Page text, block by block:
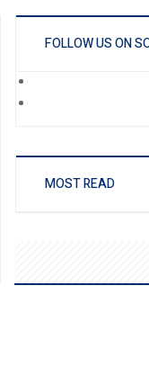
FOLLOW US ON
MOST READ